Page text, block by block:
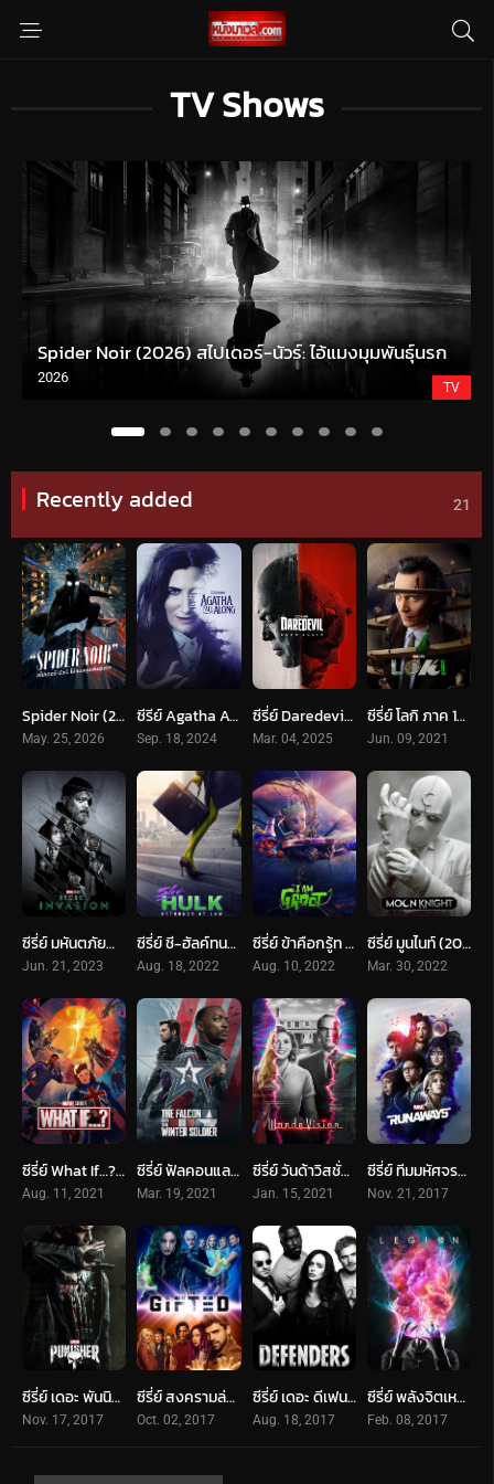
TV Shows
Spider Noir (2026) สไปเดอร์-นัวร์: ไอ้แมงมุมพันธุ์นรก
2026
TV
Recently added 21
Spider Noir (2026) สไปเดอร์-นัวร์: ไอ้แมงมุมพันธุ์นรก
May. 25, 2026
ซีรีย์ Agatha All Along (2024)
Sep. 18, 2024
ซีรี่ย์ Daredevil Born Again (2025)
Mar. 04, 2025
ซีรี่ย์ โลกิ ภาค 1-2 Loki พากย์ไทย ซับไทย จบ
Jun. 09, 2021
ซีรี่ย์ มหันตภัยอำพราง (2023) Secret Invasion
Jun. 21, 2023
ซีรี่ย์ ชี-ฮัลค์ทนายสายลุย (2022) She-Hulk- Attorney-at-Law
Aug. 18, 2022
ซีรี่ย์ ข้าคือกรู้ท (2022) I Am Groot
Aug. 10, 2022
ซีรี่ย์ มูนไนท์ (2022) Moon Knight
Mar. 30, 2022
ซีรี่ย์ What If…? (2021)
Aug. 11, 2021
ซีรี่ย์ ฟัลคอนและวินเทอร์ โซลเยอร์ (2021) The Falcon and The Winter Soldier
Mar. 19, 2021
ซีรี่ย์ วันด้าวิสชั่น (2021) WandaVision
Jan. 15, 2021
ซีรี่ย์ ทีมมหัศจรรย์พิทักษ์โลก (2017) Marvel’s Runaways
Nov. 21, 2017
ซีรี่ย์ เดอะ พันนิชเชอร์ (2019) Marvel’s The Punisher
Nov. 17, 2017
ซีรี่ย์ สงครามล่ามนุษย์กลายพันธุ์ (2017) The Gifted
Oct. 02, 2017
ซีรี่ย์ เดอะ ดีเฟนเดอร์ส (2017) Marvel’s The Defenders
Aug. 18, 2017
ซีรี่ย์ พลังจิตเหนือโลก (2017) Legion
Feb. 08, 2017